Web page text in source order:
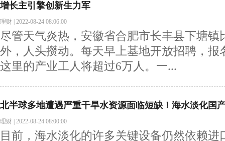
增长主引擎创新生力军
理财 2022-08-24 08:06:00
尽管天气炎热，安徽省合肥市长丰县下塘镇
外，人头攒动。每天早上基地开放招聘，报
这里的产业工人将超过6万人。一...
北半球多地遭遇严重干旱水资源面临短缺！海水淡化国
理财 2022-08-24 08:00:00
目前，海水淡化的许多关键设备仍然依赖进